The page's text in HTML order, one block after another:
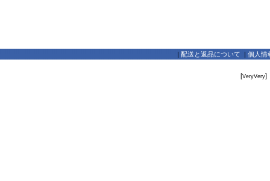
| 配送と返品について | 個人情
[VeryVery]